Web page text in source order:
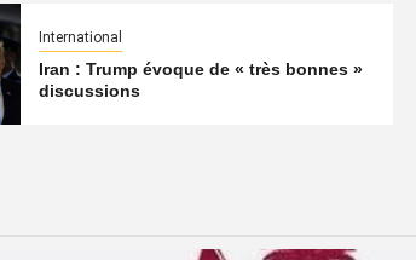
International
Iran : Trump évoque de « très bonnes »
discussions